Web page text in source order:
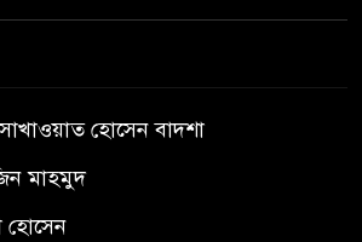
হোসেন বাদশা
মাহমুদ
হোসেন